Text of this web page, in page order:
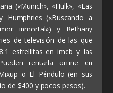
(«Munich», «Hulk», «Las
Humphries («Buscando a
inmortal») y Bethany
de televisión de las que
estrellitas en imdb y las
rentarla online en
o El Péndulo (en sus
de $400 y pocos pesos).